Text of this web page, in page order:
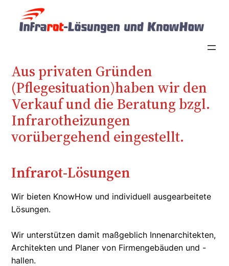
springen
Aus privaten Gründen
(Pflegesituation)haben wir den
Verkauf und die Beratung bzgl.
Infrarotheizungen
vorübergehend eingestellt.
Infrarot-Lösungen
Wir bieten KnowHow und individuell ausgearbeitete
Lösungen.
Wir unterstützen damit maßgeblich Innenarchitekten,
Architekten und Planer von Firmengebäuden und -
hallen.